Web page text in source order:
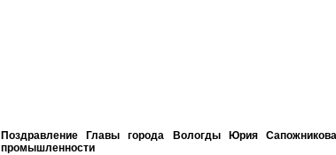
Поздравление Главы города Вологды Юрия
промышленности